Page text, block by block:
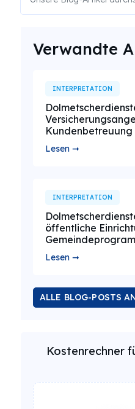
Verwandte
INTERPRETATION
Kundenbetreuung
Lesen ➞
INTERPRETATION
öffentliche
Lesen ➞
ALLE BLOG-POSTS
Kostenrechner